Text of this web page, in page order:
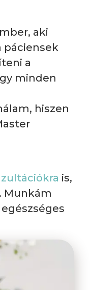
aki
páciensek
a
minden
hiszen
is,
Munkám